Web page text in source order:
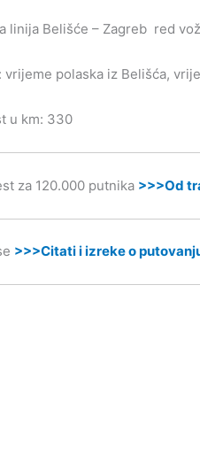
linija Belišće – Zagreb red
vrijeme polaska iz Belišća,
u km: 330
za 120.000 putnika >>>Od
>>>Citati i izreke o